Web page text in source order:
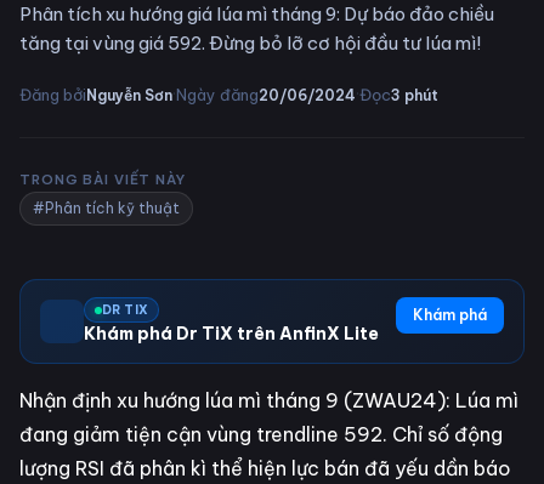
Phân tích xu hướng giá lúa mì tháng 9: Dự báo đảo chiều
tăng tại vùng giá 592. Đừng bỏ lỡ cơ hội đầu tư lúa mì!
Đăng bởiNguyễn Sơn·Ngày đăng20/06/2024·Đọc3 phút
TRONG BÀI VIẾT NÀY
#Phân tích kỹ thuật
DR TIX
Khám phá Dr TiX trên AnfinX Lite
Khám phá
Nhận định xu hướng lúa mì tháng 9 (ZWAU24): Lúa mì
đang giảm tiện cận vùng trendline 592. Chỉ số động
lượng RSI đã phân kì thể hiện lực bán đã yếu dần báo